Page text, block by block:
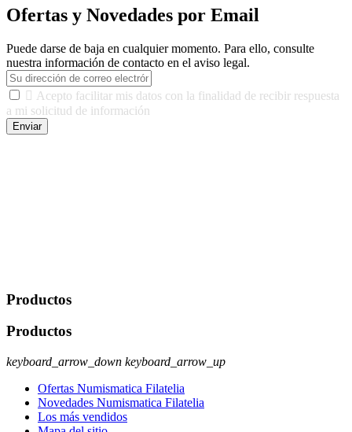
Ofertas y Novedades por Email
Puede darse de baja en cualquier momento. Para ello, consulte
nuestra información de contacto en el aviso legal.
 Acepto facilitar mis datos con la finalidad de recibir respuesta
a mi solicitud de información
Enviar
Productos
Productos
keyboard_arrow_down keyboard_arrow_up
Ofertas Numismatica Filatelia
Novedades Numismatica Filatelia
Los más vendidos